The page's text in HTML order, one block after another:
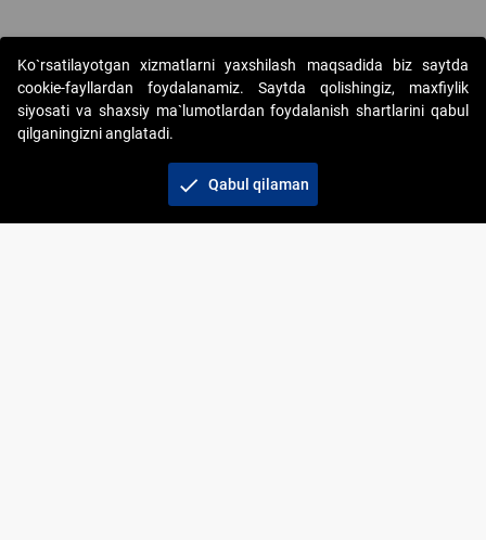
Copyright © 2017-2026. "Elektron onlayn-auksionlarni
tashkil etish" AJ. Barcha huquqlar himoyalangan
Ko`rsatilayotgan xizmatlarni yaxshilash maqsadida biz saytda
cookie-fayllardan foydalanamiz. Saytda qolishingiz, maxfiylik
siyosati va shaxsiy ma`lumotlardan foydalanish shartlarini qabul
qilganingizni anglatadi.
check Qabul qilaman